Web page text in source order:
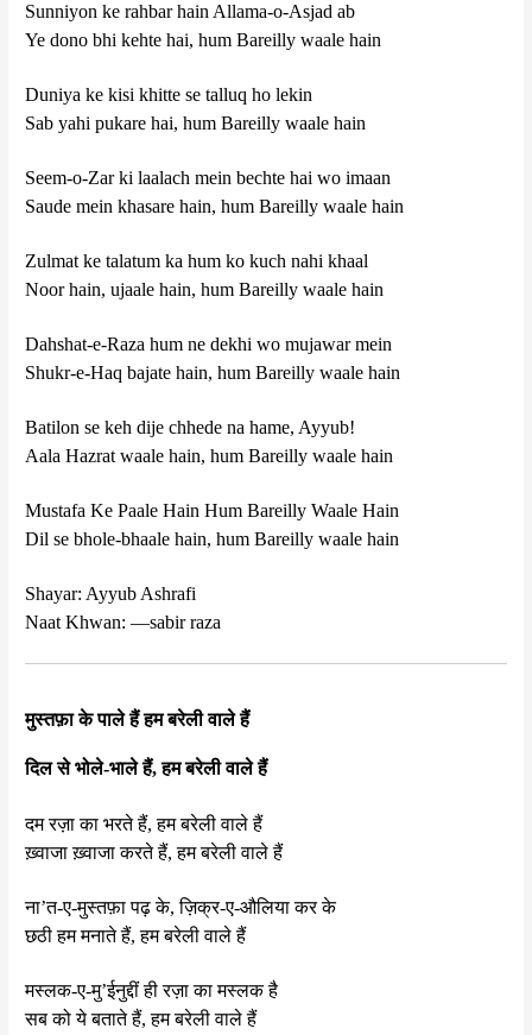
Sunniyon ke rahbar hain Allama-o-Asjad ab
Ye dono bhi kehte hai, hum Bareilly waale hain
Duniya ke kisi khitte se talluq ho lekin
Sab yahi pukare hai, hum Bareilly waale hain
Seem-o-Zar ki laalach mein bechte hai wo imaan
Saude mein khasare hain, hum Bareilly waale hain
Zulmat ke talatum ka hum ko kuch nahi khaal
Noor hain, ujaale hain, hum Bareilly waale hain
Dahshat-e-Raza hum ne dekhi wo mujawar mein
Shukr-e-Haq bajate hain, hum Bareilly waale hain
Batilon se keh dije chhede na hame, Ayyub!
Aala Hazrat waale hain, hum Bareilly waale hain
Mustafa Ke Paale Hain Hum Bareilly Waale Hain
Dil se bhole-bhaale hain, hum Bareilly waale hain
Shayar: Ayyub Ashrafi
Naat Khwan: —sabir raza
मुस्तफ़ा के पाले हैं हम बरेली वाले हैं
दिल से भोले-भाले हैं, हम बरेली वाले हैं
दम रज़ा का भरते हैं, हम बरेली वाले हैं
ख़्वाजा ख़्वाजा करते हैं, हम बरेली वाले हैं
ना’त-ए-मुस्तफ़ा पढ़ के, ज़िक्र-ए-औलिया कर के
छठी हम मनाते हैं, हम बरेली वाले हैं
मस्लक-ए-मु’ईनुद्दीं ही रज़ा का मस्लक है
सब को ये बताते हैं, हम बरेली वाले हैं